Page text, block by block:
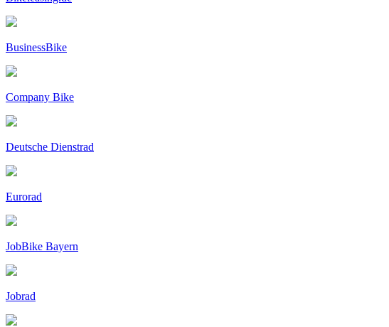
BusinessBike
Company Bike
Deutsche Dienstrad
Eurorad
JobBike Bayern
Jobrad